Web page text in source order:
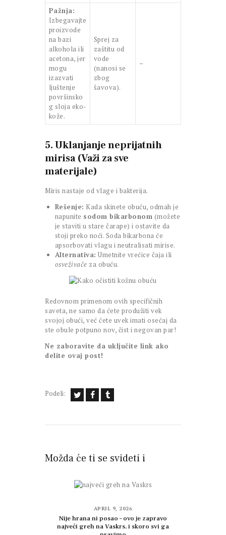
Pažnja:
Izbegavajte
proizvode
na bazi
alkohola ili
acetona, jer
mogu
izazvati
ljuštenje
površinsko
g sloja eko-
kože.
Sprej za
zaštitu od
vode
(nanosi se
zbog
šavova).
–
5. Uklanjanje neprijatnih
mirisa (Važi za sve
materijale)
Miris nastaje od vlage i bakterija.
Rešenje: Kada skinete obuću, odmah je
napunite sodom bikarbonom (možete
je staviti u stare čarape) i ostavite da
stoji preko noći. Soda bikarbona će
apsorbovati vlagu i neutralisati mirise.
Alternativa: Umetnite vrećice čaja ili
osveživače za obuću.
Redovnom primenom ovih specifičnih
saveta, ne samo da ćete produžiti vek
svojoj obući, već ćete uvek imati osećaj da
ste obule potpuno nov, čist i negovan par!
Ne zaboravite da uključite link ako
delite ovaj post!
Podeli:
Možda će ti se svideti i
APRIL 9, 2026
Nije hrana ni posao – ovo je zapravo
najveći greh na Vaskrs, i skoro svi ga